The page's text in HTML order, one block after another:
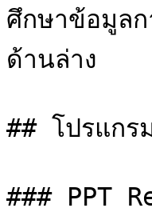
ศึกษาข้อมูลก
ด้านล่าง
## โปรแกร
### PPT